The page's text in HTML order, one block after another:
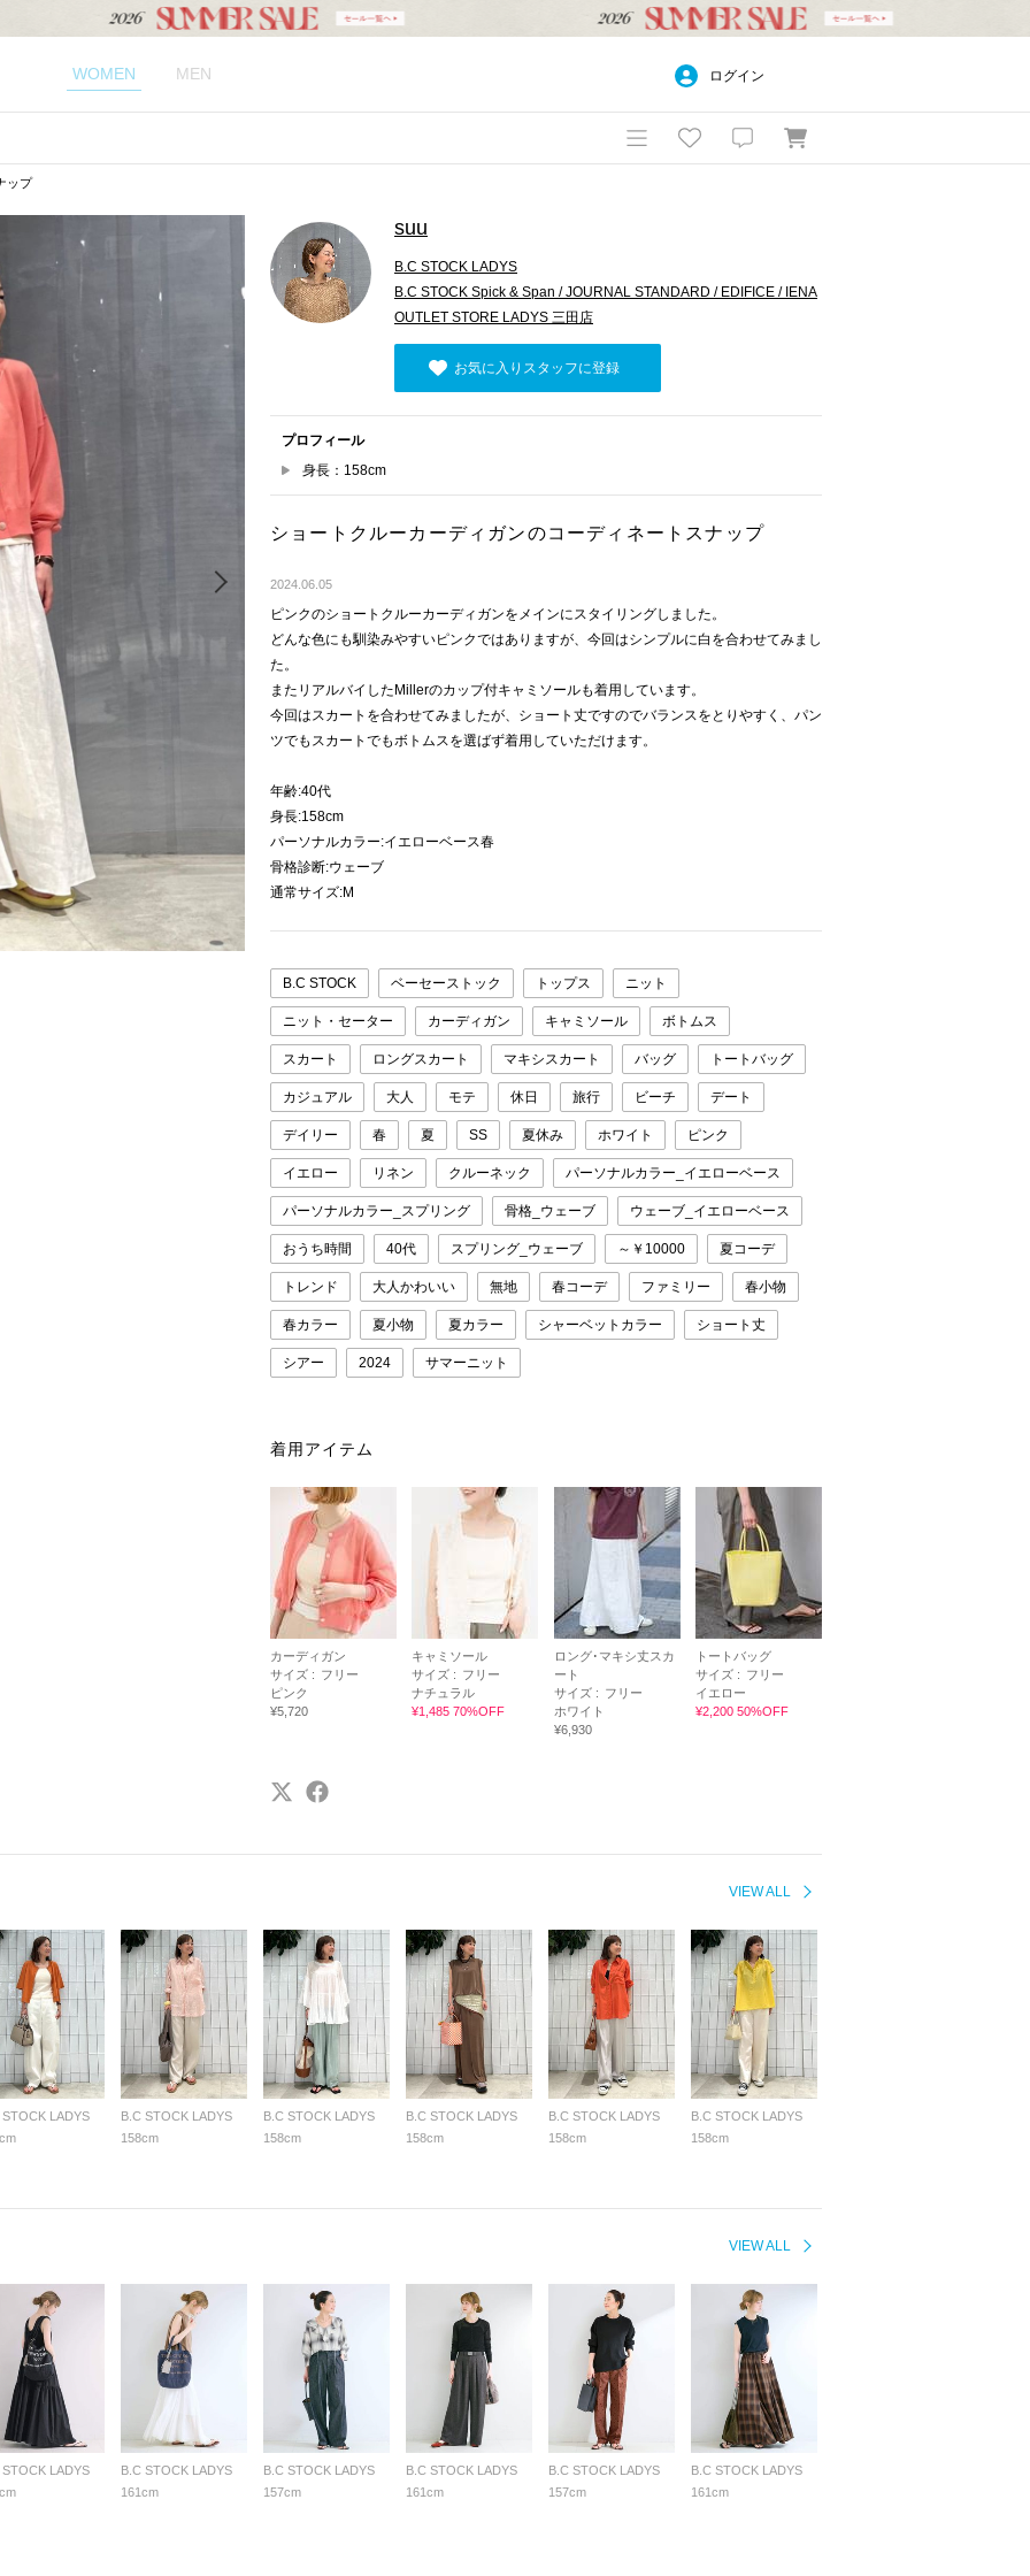
WOMEN MEN ログイン
ップ
suu
B.C STOCK LADYS
B.C STOCK Spick & Span / JOURNAL STANDARD / EDIFICE / IENA
OUTLET STORE LADYS 三田店
お気に入りスタッフに登録
プロフィール
身長：158cm
ショートクルーカーディガンのコーディネートスナップ
2024.06.05
ピンクのショートクルーカーディガンをメインにスタイリングしました。
どんな色にも馴染みやすいピンクではありますが、今回はシンプルに白を合わせてみまし
た。
またリアルバイしたMillerのカップ付キャミソールも着用しています。
今回はスカートを合わせてみましたが、ショート丈ですのでバランスをとりやすく、パン
ツでもスカートでもボトムスを選ばず着用していただけます。
年齢:40代
身長:158cm
パーソナルカラー:イエローベース春
骨格診断:ウェーブ
通常サイズ:M
B.C STOCK ベーセーストック トップス ニット
ニット・セーター カーディガン キャミソール ボトムス
スカート ロングスカート マキシスカート バッグ トートバッグ
カジュアル 大人 モテ 休日 旅行 ビーチ デート
デイリー 春 夏 SS 夏休み ホワイト ピンク
イエロー リネン クルーネック パーソナルカラー_イエローベース
パーソナルカラー_スプリング 骨格_ウェーブ ウェーブ_イエローベース
おうち時間 40代 スプリング_ウェーブ ～￥10000 夏コーデ
トレンド 大人かわいい 無地 春コーデ ファミリー 春小物
春カラー 夏小物 夏カラー シャーベットカラー ショート丈
シアー 2024 サマーニット
着用アイテム
カーディガン
サイズ : フリー
ピンク
¥5,720
キャミソール
サイズ : フリー
ナチュラル
¥1,485 70%OFF
ロング･マキシ丈スカ
ート
サイズ : フリー
ホワイト
¥6,930
トートバッグ
サイズ : フリー
イエロー
¥2,200 50%OFF
VIEW ALL
STOCK LADYS
B.C STOCK LADYS
158cm
B.C STOCK LADYS
158cm
B.C STOCK LADYS
158cm
B.C STOCK LADYS
158cm
B.C STOCK LADYS
158cm
VIEW ALL
STOCK LADYS
B.C STOCK LADYS
161cm
B.C STOCK LADYS
157cm
B.C STOCK LADYS
161cm
B.C STOCK LADYS
157cm
B.C STOCK LADYS
161cm